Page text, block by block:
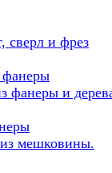
сверл и фрез
фанеры
фанеры и
мешковины.